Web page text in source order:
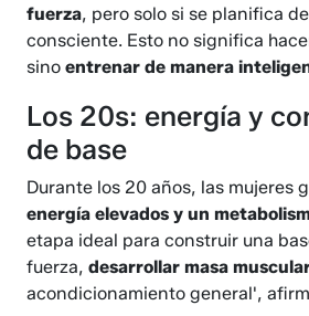
fuerza, pero solo si se planifica
consciente. Esto no significa
sinoentrenar de manera
Los 20s: energía y
de base
Durante los 20 años, las mujeres
energía elevados y un
etapa ideal para construir una
fuerza,desarrollar masa
acondicionamiento general',